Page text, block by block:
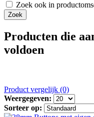
Zoek ook in
Producten die
voldoen
Product vergelijk (0)
Weergegeven:
Sorteer op: